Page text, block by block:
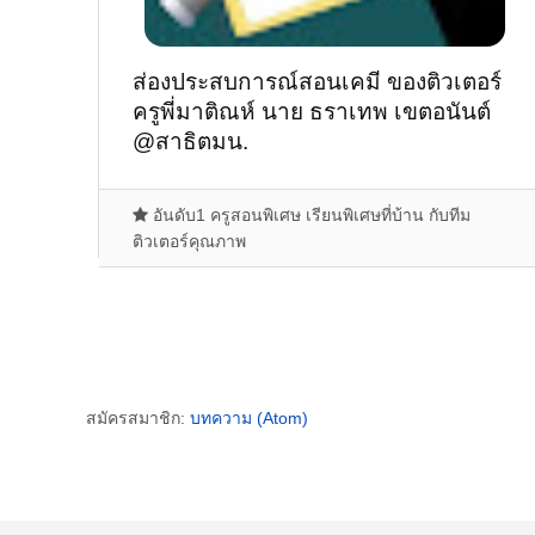
ส่องประสบการณ์สอนเคมี ของติวเตอร์
ครูพี่มาติณห์ นาย ธราเทพ เขตอนันต์
@สาธิตมน.
อันดับ1 ครูสอนพิเศษ เรียนพิเศษที่บ้าน กับทีม
ติวเตอร์คุณภาพ
สมัครสมาชิก: บทความ (Atom)